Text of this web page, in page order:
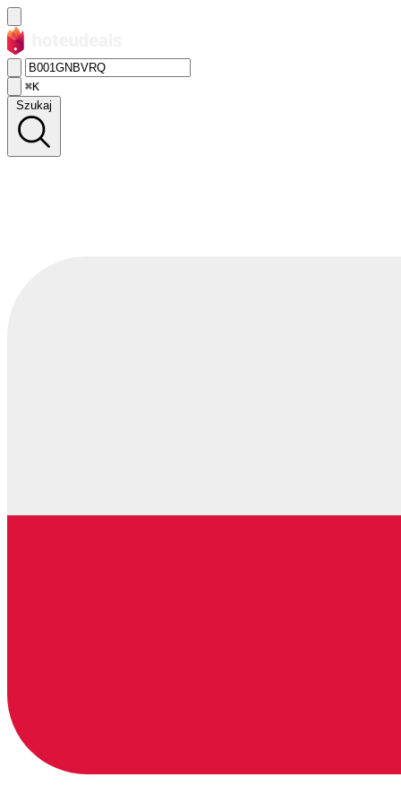
⌘K
Szukaj